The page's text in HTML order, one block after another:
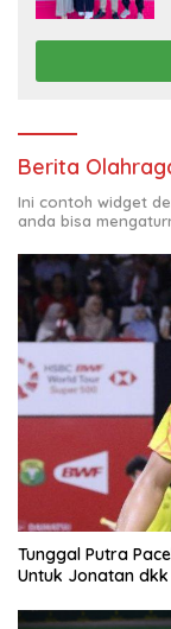
Berita
Ini contoh widget
anda bisa
Tunggal Putra
Untuk Jonatan dkk